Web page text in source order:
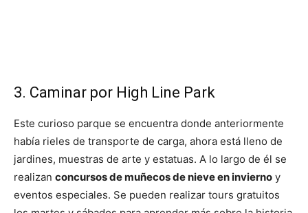
3. Caminar por High Line Park
Este curioso parque se encuentra donde anteriormente
había rieles de transporte de carga, ahora está lleno de
jardines, muestras de arte y estatuas. A lo largo de él se
realizan concursos de muñecos de nieve en invierno y
eventos especiales. Se pueden realizar tours gratuitos